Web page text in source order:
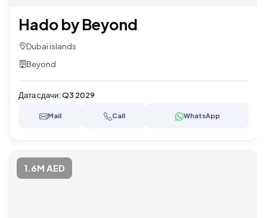
Hado by Beyond
Dubai islands
Beyond
Дата сдачи:Q3 2029
Mail Call WhatsApp
1.6M AED